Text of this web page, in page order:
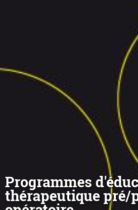
Programmes
thérapeutique pré/